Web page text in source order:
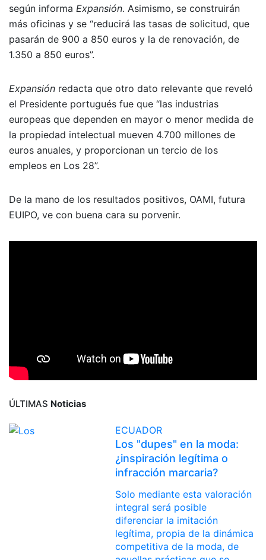
según informa Expansión. Asimismo, se construirán
más oficinas y se “reducirá las tasas de solicitud, que
pasarán de 900 a 850 euros y la de renovación, de
1.350 a 850 euros”.
Expansión redacta que otro dato relevante que reveló
el Presidente portugués fue que “las industrias
europeas que dependen en mayor o menor medida de
la propiedad intelectual mueven 4.700 millones de
euros anuales, y proporcionan un tercio de los
empleos en Los 28”.
De la mano de los resultados positivos, OAMI, futura
EUIPO, ve con buena cara su porvenir.
ÚLTIMAS Noticias
ECUADOR
Los "dupes" en la moda:
¿inspiración legítima o
infracción marcaria?
Solo mediante esta valoración
integral será posible
diferenciar la imitación
legítima, propia de la dinámica
competitiva de la moda, de